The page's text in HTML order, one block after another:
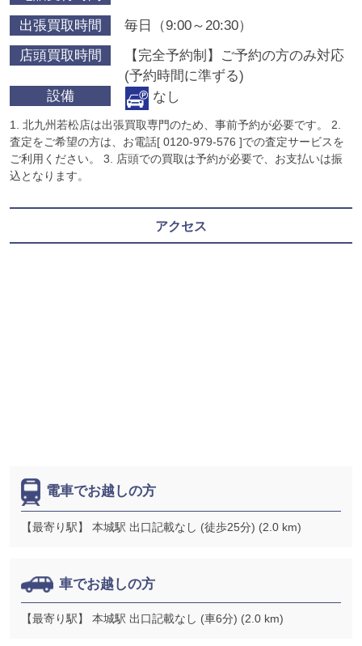
出張買取時間
毎日（9:00～20:30）
店頭買取時間
【完全予約制】ご予約の方のみ対応
(予約時間に準ずる)
設備
なし
1. 北九州若松店は出張買取専門のため、事前予約が必要です。 2.
査定をご希望の方は、お電話[ 0120-979-576 ]での査定サービスを
ご利用ください。 3. 店頭での買取は予約が必要で、お支払いは振
込となります。
アクセス
電車でお越しの方
【最寄り駅】 本城駅 出口記載なし (徒歩25分) (2.0 km)
車でお越しの方
【最寄り駅】 本城駅 出口記載なし (車6分) (2.0 km)